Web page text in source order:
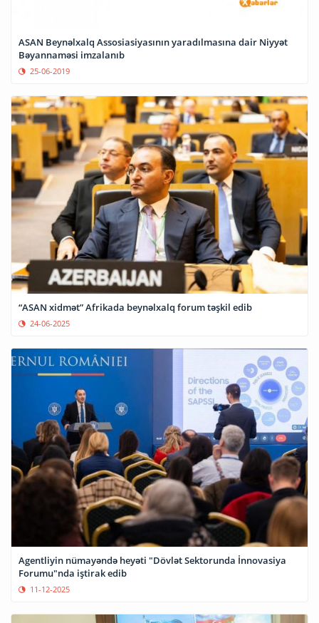
ASAN Beynəlxalq Assosiasiyasının yaradılmasına dair Niyyət
Bəyannaməsi imzalanıb
25-06-2019
“ASAN xidmət” Afrikada beynəlxalq forum təşkil edib
24-06-2025
Agentliyin nümayəndə heyəti "Dövlət Sektorunda İnnovasiya
Forumu"nda iştirak edib
11-12-2025